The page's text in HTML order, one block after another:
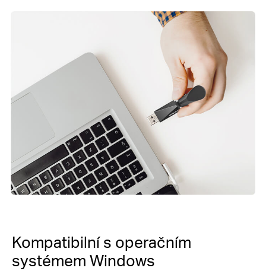
Kompatibilní s operačním
systémem Windows